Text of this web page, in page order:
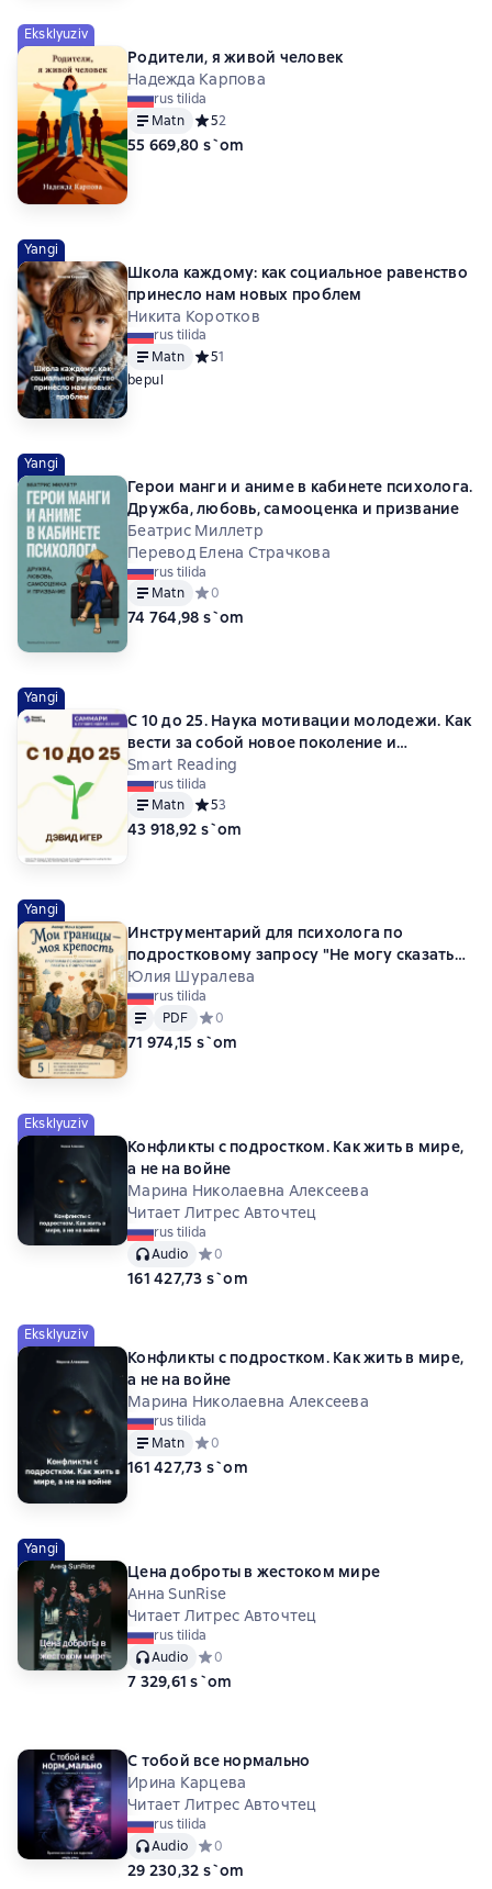
Eksklyuziv
Родители, я живой человек
Надежда Карпова
rus tilida
Matn
Средний рейтинг 5 на основе 2 оценок
52
55 669,80 s`om
Yangi
Школа каждому: как социальное равенство
принесло нам новых проблем
Никита Коротков
rus tilida
Matn
Средний рейтинг 5 на основе 1 оценок
51
bepul
Yangi
Герои манги и аниме в кабинете психолога.
Дружба, любовь, самооценка и призвание
Беатрис Миллетр
Перевод Елена Страчкова
rus tilida
Matn
Средний рейтинг 0 на основе 0 оценок
0
74 764,98 s`om
Yangi
С 10 до 25. Наука мотивации молодежи. Как
вести за собой новое поколение и
облегчить себе жизнь. Дэвид Игер.
Саммари
Smart Reading
rus tilida
Matn
Средний рейтинг 5 на основе 3 оценок
53
43 918,92 s`om
Yangi
Инструментарий для психолога по
подростковому запросу "Не могу сказать
НЕТ"
Юлия Шуралева
rus tilida
Matn
PDF
PDF Средний рейтинг 0 на основе 0 оценок
0
71 974,15 s`om
Eksklyuziv
Конфликты с подростком. Как жить в мире,
а не на войне
Марина Николаевна Алексеева
Читает Литрес Авточтец
rus tilida
Audio
Средний рейтинг 0 на основе 0 оценок
0
161 427,73 s`om
Eksklyuziv
Конфликты с подростком. Как жить в мире,
а не на войне
Марина Николаевна Алексеева
rus tilida
Matn
Средний рейтинг 0 на основе 0 оценок
0
161 427,73 s`om
Yangi
Цена доброты в жестоком мире
Анна SunRise
Читает Литрес Авточтец
rus tilida
Audio
Средний рейтинг 0 на основе 0 оценок
0
7 329,61 s`om
С тобой все нормально
Ирина Карцева
Читает Литрес Авточтец
rus tilida
Audio
Средний рейтинг 0 на основе 0 оценок
0
29 230,32 s`om